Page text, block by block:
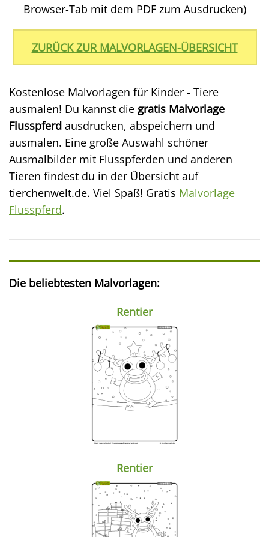
Browser-Tab mit dem PDF zum Ausdrucken)
ZURÜCK ZUR MALVORLAGEN-ÜBERSICHT
Kostenlose Malvorlagen für Kinder - Tiere
ausmalen! Du kannst die gratis Malvorlage
Flusspferd ausdrucken, abspeichern und
ausmalen. Eine große Auswahl schöner
Ausmalbilder mit Flusspferden und anderen
Tieren findest du in der Übersicht auf
tierchenwelt.de. Viel Spaß! Gratis Malvorlage
Flusspferd.
Die beliebtesten Malvorlagen:
Rentier
Rentier